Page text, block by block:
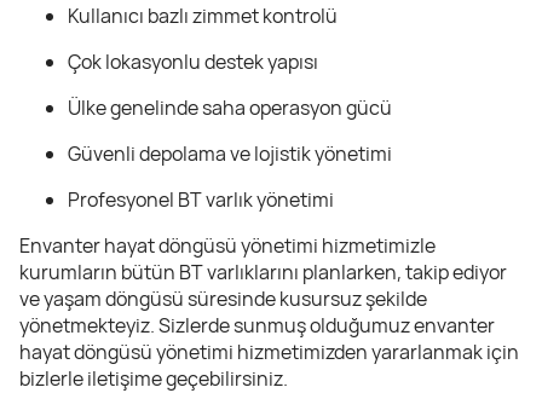
Kullanıcı bazlı zimmet kontrolü
Çok lokasyonlu destek yapısı
Ülke genelinde saha operasyon gücü
Güvenli depolama ve lojistik yönetimi
Profesyonel BT varlık yönetimi
Envanter hayat döngüsü yönetimi hizmetimizle
kurumların bütün BT varlıklarını planlarken, takip ediyor
ve yaşam döngüsü süresinde kusursuz şekilde
yönetmekteyiz. Sizlerde sunmuş olduğumuz envanter
hayat döngüsü yönetimi hizmetimizden yararlanmak için
bizlerle iletişime geçebilirsiniz.